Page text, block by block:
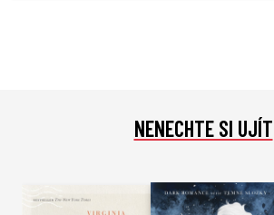
NENECHTE SI UJÍT